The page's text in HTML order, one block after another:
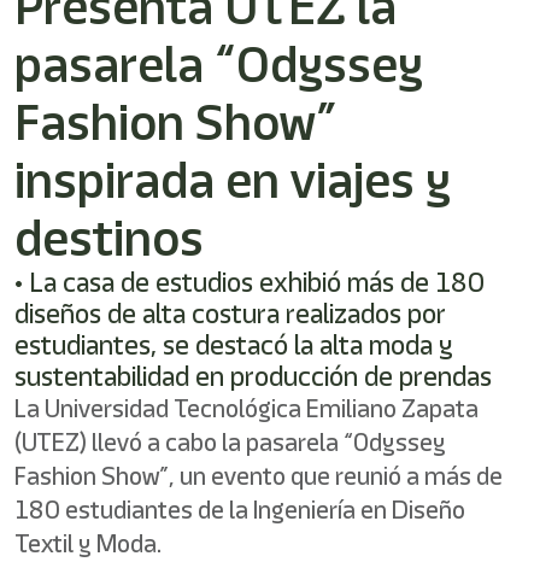
Este
directo
activa
lector
de
pantalla
ayudarle
navegar
interactuar
contenido.
pasarela “Odyssey
Fashion Show”
inspirada en viajes y
destinos
• La casa de estudios exhibió más de 180
diseños de alta costura realizados por
estudiantes, se destacó la alta moda y
sustentabilidad en producción de prendas
La Universidad Tecnológica Emiliano Zapata
(UTEZ) llevó a cabo la pasarela “Odyssey
Fashion Show”, un evento que reunió a más de
180 estudiantes de la Ingeniería en Diseño
Textil y Moda.